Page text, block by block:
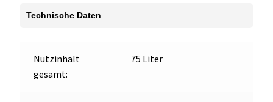
externem
Technische Daten
Nutzinhalt
gesamt:
75 Liter